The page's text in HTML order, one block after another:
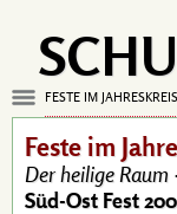
FESTE IM JAHRESKREIS
Feste im
Der heilige Raum ·
Süd-Ost Fest